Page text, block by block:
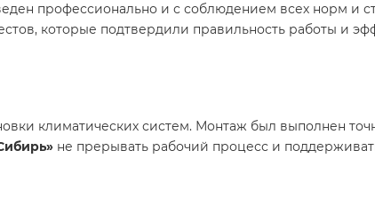
профессионально и с соблюдением всех норм и
которые подтвердили правильность работы и
климатических систем. Монтаж был выполнен
не прерывать рабочий процесс и